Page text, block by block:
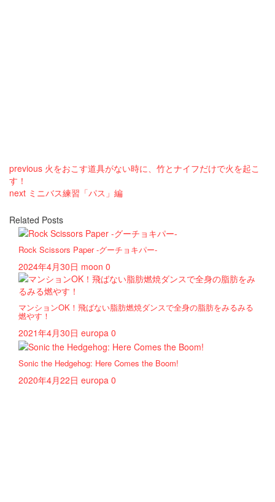
previous 火をおこす道具がない時に、竹とナイフだけで火を起こ
す！
next ミニバス練習「パス」編
Related Posts
Rock Scissors Paper -グーチョキパー-
2024年4月30日 moon 0
マンションOK！飛ばない脂肪燃焼ダンスで全身の脂肪をみるみる
燃やす！
2021年4月30日 europa 0
Sonic the Hedgehog: Here Comes the Boom!
2020年4月22日 europa 0